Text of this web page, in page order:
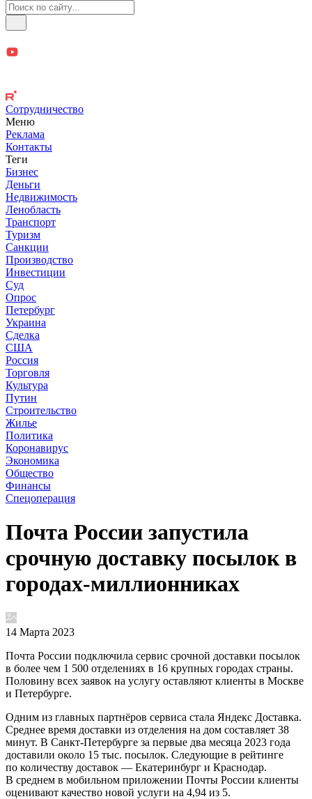
Сотрудничество
Меню
Реклама
Контакты
Теги
Бизнес
Деньги
Недвижимость
Ленобласть
Транспорт
Туризм
Санкции
Производство
Инвестиции
Суд
Опрос
Петербург
Украина
Сделка
США
Россия
Торговля
Культура
Путин
Строительство
Жилье
Политика
Коронавирус
Экономика
Общество
Финансы
Спецоперация
Почта России запустила
срочную доставку посылок в
городах-миллионниках
14 Марта 2023
Почта России подключила сервис срочной доставки посылок
в более чем 1 500 отделениях в 16 крупных городах страны.
Половину всех заявок на услугу оставляют клиенты в Москве
и Петербурге.
Одним из главных партнёров сервиса стала Яндекс Доставка.
Среднее время доставки из отделения на дом составляет 38
минут. В Санкт-Петербурге за первые два месяца 2023 года
доставили около 15 тыс. посылок. Следующие в рейтинге
по количеству доставок — Екатеринбург и Краснодар.
В среднем в мобильном приложении Почты России клиенты
оценивают качество новой услуги на 4,94 из 5.